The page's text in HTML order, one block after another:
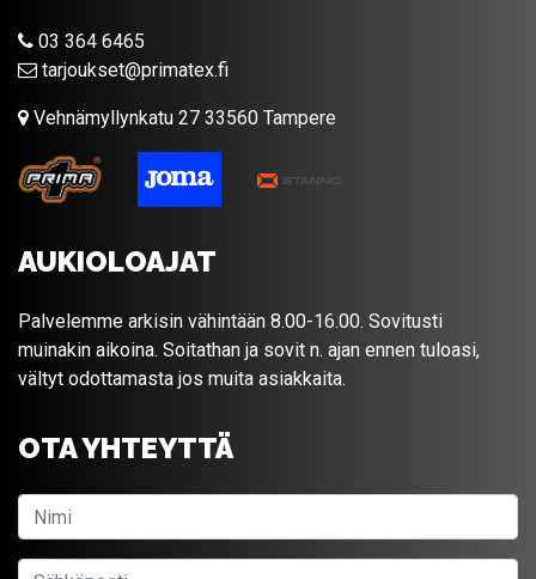
03 364 6465
tarjoukset@primatex.fi
Vehnämyllynkatu 27 33560 Tampere
AUKIOLOAJAT
Palvelemme arkisin vähintään 8.00-16.00. Sovitusti
muinakin aikoina. Soitathan ja sovit n. ajan ennen tuloasi,
vältyt odottamasta jos muita asiakkaita.
OTA YHTEYTTÄ